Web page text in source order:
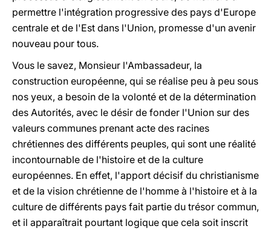
permettre l'intégration progressive des pays d'Europe
centrale et de l'Est dans l'Union, promesse d'un avenir
nouveau pour tous.
Vous le savez, Monsieur l'Ambassadeur, la
construction européenne, qui se réalise peu à peu sous
nos yeux, a besoin de la volonté et de la détermination
des Autorités, avec le désir de fonder l'Union sur des
valeurs communes prenant acte des racines
chrétiennes des différents peuples, qui sont une réalité
incontournable de l'histoire et de la culture
européennes. En effet, l'apport décisif du christianisme
et de la vision chrétienne de l'homme à l'histoire et à la
culture de différents pays fait partie du trésor commun,
et il apparaîtrait pourtant logique que cela soit inscrit